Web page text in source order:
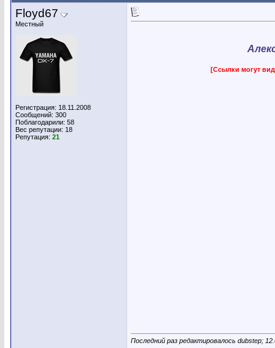
Floyd67
Местный
Регистрация: 18.11.2008
Сообщений: 300
Поблагодарили: 58
Вес репутации: 18
Репутация: 21
[Ссылки могут
Последний раз редактировалось dubstep;